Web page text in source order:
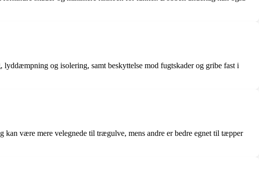
og isolering, samt beskyttelse mod fugtskader og gribe fast i
være mere velegnede til trægulve, mens andre er bedre egnet til tæpper